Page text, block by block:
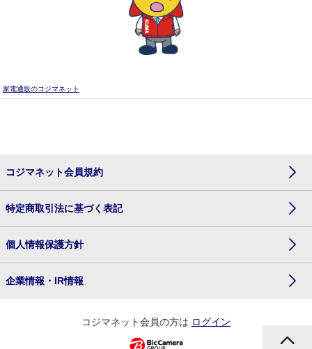
家電通販のコジマネット
コジマネット会員規約
特定商取引法に基づく表記
個人情報保護方針
企業情報・IR情報
コジマネット会員の方は ログイン